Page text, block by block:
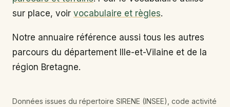
sur place, voir vocabulaire et règles.
Notre annuaire référence aussi tous les autres
parcours du département Ille-et-Vilaine et de la
région Bretagne.
Données issues du répertoire SIRENE (INSEE), code activité